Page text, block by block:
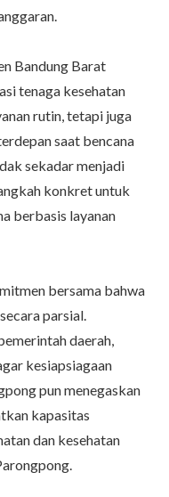
Bandung Barat
tenaga kesehatan
rutin, tetapi juga
saat bencana
sekadar menjadi
konkret untuk
berbasis layanan
bersama bahwa
parsial.
daerah,
kesiapsiagaan
pun menegaskan
kapasitas
dan kesehatan